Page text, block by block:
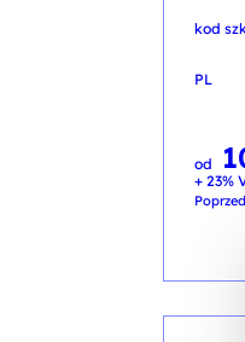
kod
PL
od
cena
190,00
cena
wynosi:
100,00
+ 23%